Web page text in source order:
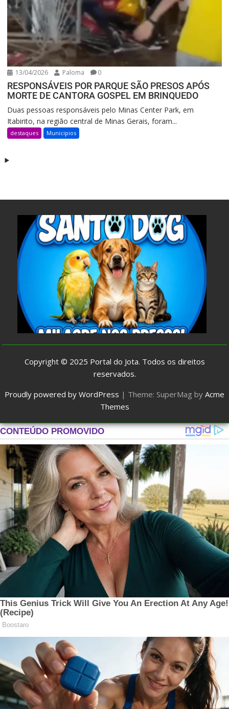
13/04/2026 Paloma 0
RESPONSÁVEIS POR PARQUE SÃO PRESOS APÓS
MORTE DE CANTORA GOSPEL EM BRINQUEDO
Duas pessoas responsáveis pelo Minas Center Park, em
Itabirito, na região central de Minas Gerais, foram...
destaques Municipios
Copyright © 2025 Portal do Jota. Todos os direitos
reservados.
Proudly powered by WordPress | Theme: SuperMag by Acme
Themes